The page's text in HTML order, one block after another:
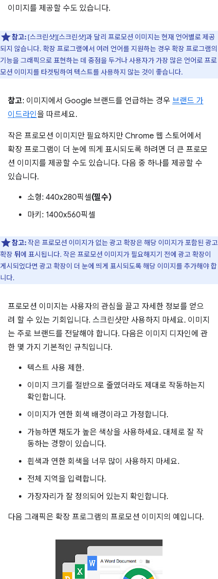
이미지를 제공할 수도 있습니다.
참고:[스크린샷][스크린샷]과 달리 프로모션 이미지는 현재 언어별로 제공
되지 않습니다. 확장 프로그램에서 여러 언어를 지원하는 경우 확장 프로그램의
기능을 그래픽으로 표현하는 데 중점을 두거나 사용자가 가장 많은 언어로 프로
모션 이미지를 타겟팅하여 텍스트를 사용하지 않는 것이 좋습니다.
참고: 이미지에서 Google 브랜드를 언급하는 경우 브랜드 가
이드라인을 따르세요.
작은 프로모션 이미지만 필요하지만 Chrome 웹 스토어에서
확장 프로그램이 더 눈에 띄게 표시되도록 하려면 더 큰 프로모
션 이미지를 제공할 수도 있습니다. 다음 중 하나를 제공할 수
있습니다.
소형: 440x280픽셀(필수)
마키: 1400x560픽셀
참고:작은 프로모션 이미지가 없는 광고 확장은 해당 이미지가 포함된 광고
확장 뒤 에 표시됩니다. 작은 프로모션 이미지가 필요해지기 전에 광고 확장이
게시되었다면 광고 확장이 더 눈에 띄게 표시되도록 해당 이미지를 추가해야 합
니다.
프로모션 이미지는 사용자의 관심을 끌고 자세한 정보를 얻으
려 할 수 있는 기회입니다. 스크린샷만 사용하지 마세요. 이미지
는 주로 브랜드를 전달해야 합니다. 다음은 이미지 디자인에 관
한 몇 가지 기본적인 규칙입니다.
텍스트 사용 제한.
이미지 크기를 절반으로 줄였더라도 제대로 작동하는지
확인합니다.
이미지가 연한 회색 배경이라고 가정합니다.
가능하면 채도가 높은 색상을 사용하세요. 대체로 잘 작
동하는 경향이 있습니다.
흰색과 연한 회색을 너무 많이 사용하지 마세요.
전체 지역을 입력합니다.
가장자리가 잘 정의되어 있는지 확인합니다.
다음 그래픽은 확장 프로그램의 프로모션 이미지의 예입니다.